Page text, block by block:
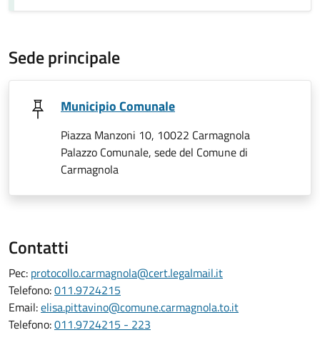
Sede principale
Municipio Comunale
Piazza Manzoni 10, 10022 Carmagnola
Palazzo Comunale, sede del Comune di
Carmagnola
Contatti
Pec: protocollo.carmagnola@cert.legalmail.it
Telefono:011.9724215
Email:elisa.pittavino@comune.carmagnola.to.it
Telefono:011.9724215 - 223